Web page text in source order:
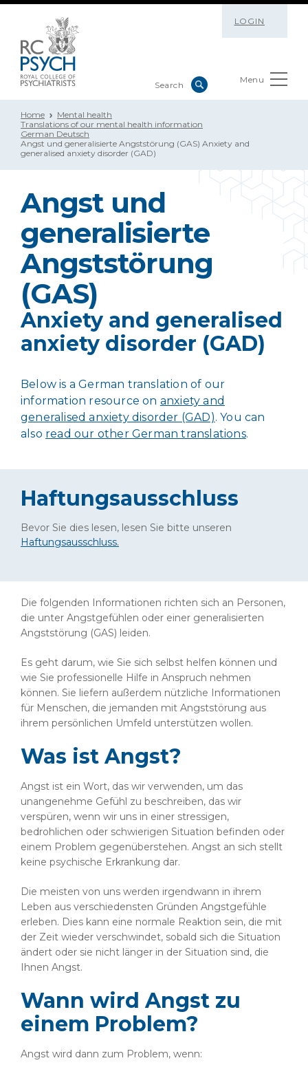
LOGIN
Menu
Home
Mental health
Translations of our mental health information
German Deutsch
Angst und generalisierte Angststörung (GAS) Anxiety and
generalised anxiety disorder (GAD)
Angst und
generalisierte
Angststörung
(GAS)
Anxiety and generalised
anxiety disorder (GAD)
Below is a German translation of our
information resource on anxiety and
generalised anxiety disorder (GAD). You can
also read our other German translations.
Haftungsausschluss
Bevor Sie dies lesen, lesen Sie bitte unseren
Haftungsausschluss.
Die folgenden Informationen richten sich an Personen,
die unter Angstgefühlen oder einer generalisierten
Angststörung (GAS) leiden.
Es geht darum, wie Sie sich selbst helfen können und
wie Sie professionelle Hilfe in Anspruch nehmen
können. Sie liefern außerdem nützliche Informationen
für Menschen, die jemanden mit Angststörung aus
ihrem persönlichen Umfeld unterstützen wollen.
Was ist Angst?
Angst ist ein Wort, das wir verwenden, um das
unangenehme Gefühl zu beschreiben, das wir
verspüren, wenn wir uns in einer stressigen,
bedrohlichen oder schwierigen Situation befinden oder
einem Problem gegenüberstehen. Angst an sich stellt
keine psychische Erkrankung dar.
Die meisten von uns werden irgendwann in ihrem
Leben aus verschiedensten Gründen Angstgefühle
erleben. Dies kann eine normale Reaktion sein, die mit
der Zeit wieder verschwindet, sobald sich die Situation
ändert oder sie nicht länger in der Situation sind, die
Ihnen Angst.
Wann wird Angst zu
einem Problem?
Angst wird dann zum Problem, wenn: